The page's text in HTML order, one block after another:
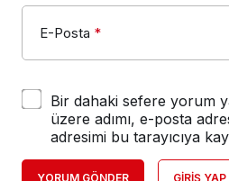
E-Posta *
Bir dahaki sefere yorum
üzere adımı, e-posta
adresimi bu tarayıcıya
YORUM GÖNDER GIRIŞ YAP